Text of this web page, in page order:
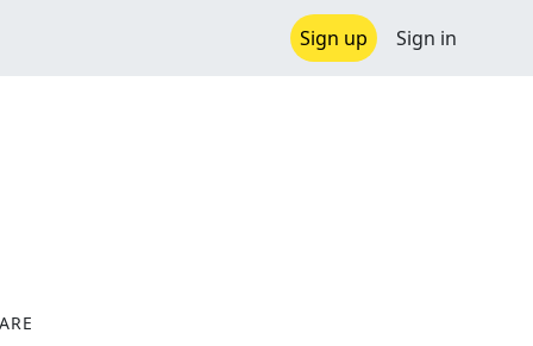
Sign up Sign in